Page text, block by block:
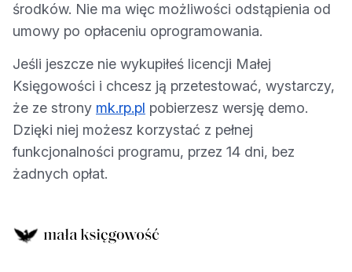
środków. Nie ma więc możliwości odstąpienia od
umowy po opłaceniu oprogramowania.
Jeśli jeszcze nie wykupiłeś licencji Małej
Księgowości i chcesz ją przetestować, wystarczy,
że ze strony mk.rp.pl pobierzesz wersję demo.
Dzięki niej możesz korzystać z pełnej
funkcjonalności programu, przez 14 dni, bez
żadnych opłat.